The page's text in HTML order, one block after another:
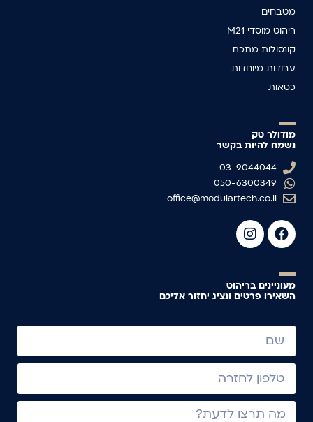
מטבחים
ריהוט מוסדי M21
קונסולות מתכת
עבודות מיוחדות
כסאות
מודולר טק
נשמח להיות בקשר
03-9044044
050-6300349
office@modulartech.co.il
מעוניינים בריהוט
השאירו פרטים ונציג יחזור אליכם